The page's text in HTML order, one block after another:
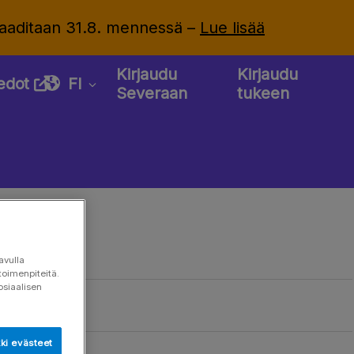
31.8. mennessä – Lue lisää
FI
Kirjaudu
Severaan
Kirjaudu
tukeen
evästeet